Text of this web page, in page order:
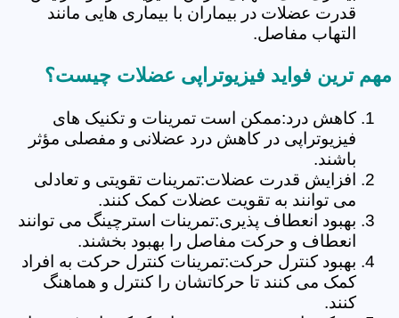
قدرت عضلات در بیماران با بیماری هایی مانند
التهاب مفاصل.
مهم ترین فواید فیزیوتراپی عضلات چیست؟
کاهش درد:ممکن است تمرینات و تکنیک های
فیزیوتراپی در کاهش درد عضلانی و مفصلی مؤثر
باشند.
افزایش قدرت عضلات:تمرینات تقویتی و تعادلی
می توانند به تقویت عضلات کمک کنند.
بهبود انعطاف پذیری:تمرینات استرچینگ می توانند
انعطاف و حرکت مفاصل را بهبود بخشند.
بهبود کنترل حرکت:تمرینات کنترل حرکت به افراد
کمک می کنند تا حرکاتشان را کنترل و هماهنگ
کنند.